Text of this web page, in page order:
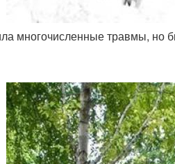
многочисленные травмы,